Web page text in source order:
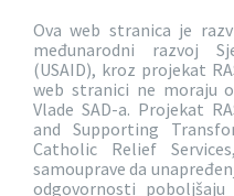
Ova web stranica je
međunarodni razvoj
(USAID), kroz projekat
web stranici ne moraju
Vlade SAD-a. Projekat
and Supporting
Catholic Relief
samouprave da
odgovornosti